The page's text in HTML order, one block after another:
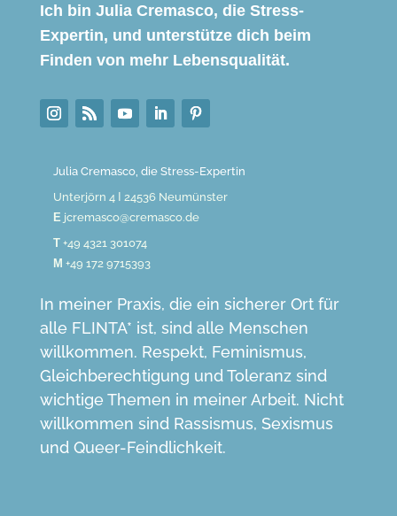
Ich bin Julia Cremasco, die Stress-
Expertin, und unterstütze dich beim
Finden von mehr Lebensqualität.
Julia Cremasco, die Stress-Expertin
Unterjörn 4 Ι 24536 Neumünster
E jcremasco@cremasco.de
T+49 4321 301074
M +49 172 9715393
In meiner Praxis, die ein sicherer Ort für
alle FLINTA* ist, sind alle Menschen
willkommen. Respekt, Feminismus,
Gleichberechtigung und Toleranz sind
wichtige Themen in meiner Arbeit. Nicht
willkommen sind Rassismus, Sexismus
und Queer-Feindlichkeit.